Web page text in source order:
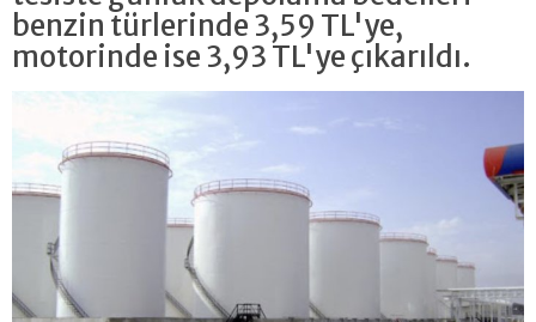
benzin türlerinde 3,59 TL'ye,
motorinde ise 3,93 TL'ye çıkarıldı.